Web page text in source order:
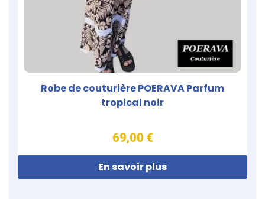
Robe de couturière POERAVA Parfum
tropical noir
69,00 €
En savoir plus